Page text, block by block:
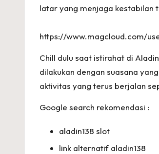
latar yang menjaga kestabilan
https://www.magcloud.com/
Chill dulu saat istirahat di
dilakukan dengan suasana
aktivitas yang terus berjalan
Google search rekomendasi :
aladin138 slot
link alternatif aladin138